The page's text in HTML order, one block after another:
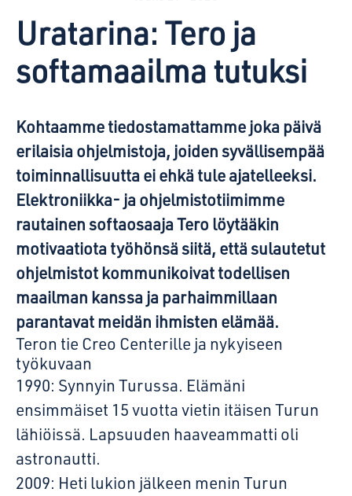
Uratarina: Tero ja
softamaailma tutuksi
Kohtaamme tiedostamattamme joka päivä
erilaisia ohjelmistoja, joiden syvällisempää
toiminnallisuutta ei ehkä tule ajatelleeksi.
Elektroniikka- ja ohjelmistotiimimme
rautainen softaosaaja Tero löytääkin
motivaatiota työhönsä siitä, että sulautetut
ohjelmistot kommunikoivat todellisen
maailman kanssa ja parhaimmillaan
parantavat meidän ihmisten elämää.
Teron tie Creo Centerille ja nykyiseen
työkuvaan
1990: Synnyin Turussa. Elämäni
ensimmäiset 15 vuotta vietin itäisen Turun
lähiöissä. Lapsuuden haaveammatti oli
astronautti.
2009: Heti lukion jälkeen menin Turun